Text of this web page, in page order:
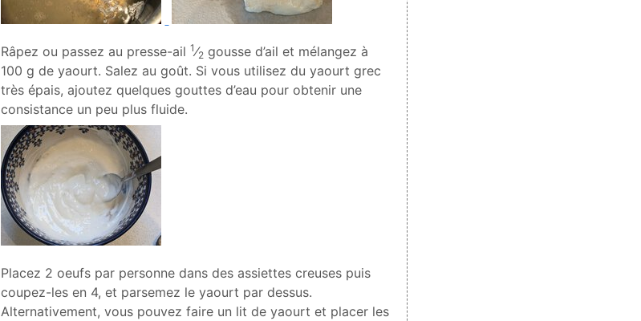
Râpez ou passez au presse-ail1⁄2 gousse d’ail et mélangez à
100 g de yaourt. Salez au goût. Si vous utilisez du yaourt grec
très épais, ajoutez quelques gouttes d’eau pour obtenir une
consistance un peu plus fluide.
Placez 2 oeufs par personne dans des assiettes creuses puis
coupez-les en 4, et parsemez le yaourt par dessus.
Alternativement, vous pouvez faire un lit de yaourt et placer les